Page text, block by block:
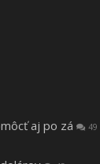
aj po zá 49